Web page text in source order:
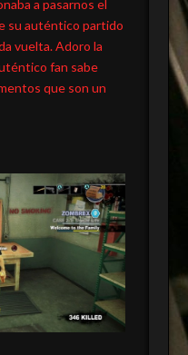
a pasarnos el
su auténtico partido
vuelta. Adoro la
fan sabe
que son un